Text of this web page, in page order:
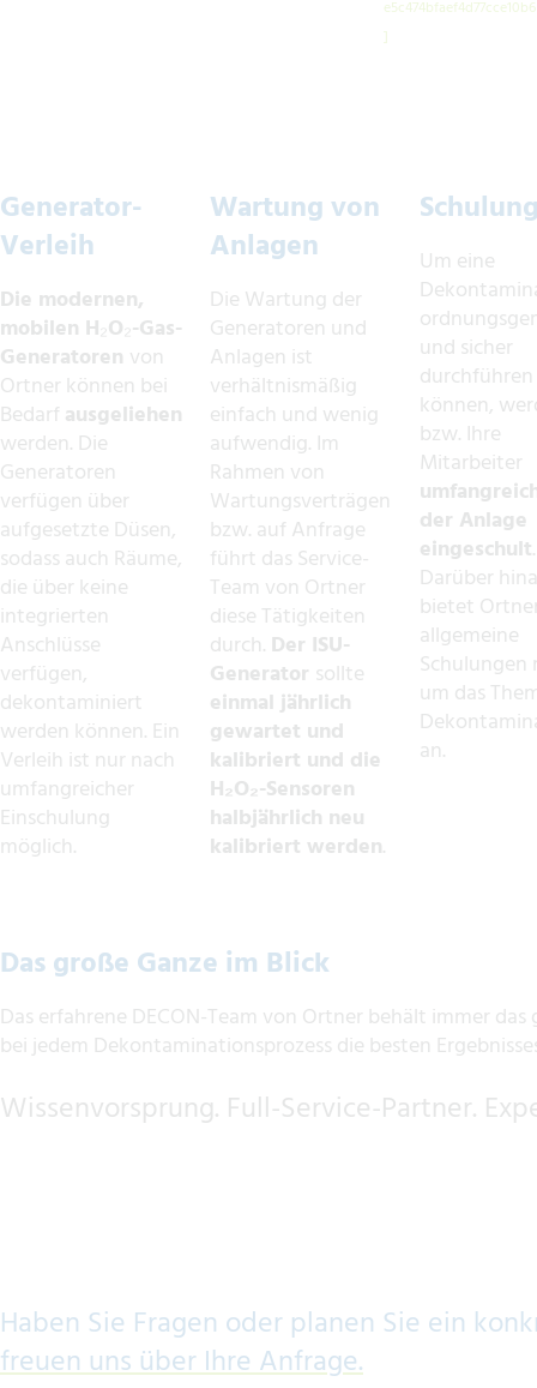
Generator-
Verleih
Die modernen,
mobilen H O -Gas-
Generatoren von
Ortner können bei
Bedarf ausgeliehen
werden. Die
Generatoren
verfügen über
aufgesetzte Düsen,
sodass auch Räume,
die über keine
integrierten
Anschlüsse
verfügen,
dekontaminiert
werden können. Ein
Verleih ist nur nach
umfangreicher
Einschulung
möglich.
Wartung von
Anlagen
Die Wartung der
Generatoren und
Anlagen ist
verhältnismäßig
einfach und wenig
aufwendig. Im
Rahmen von
Wartungsverträgen
bzw. auf Anfrage
führt das Service-
Team von Ortner
diese Tätigkeiten
durch. Der ISU-
Generator sollte
einmal jährlich
gewartet und
kalibriert und die
H₂O₂-Sensoren
halbjährlich neu
kalibriert werden.
Um eine
und sicher
können,
bzw. Ihre
Mitarbeiter
der Anlage
eingeschult.
Darüber
bietet
allgemeine
Schulungen
um das
an.
Das große Ganze im Blick
Das erfahrene DECON-Team von Ortner behält immer das
bei jedem Dekontaminationsprozess die besten
Wissenvorsprung. Full-Service-Partner.
Haben Sie Fragen oder planen Sie ein
freuen uns über Ihre Anfrage.